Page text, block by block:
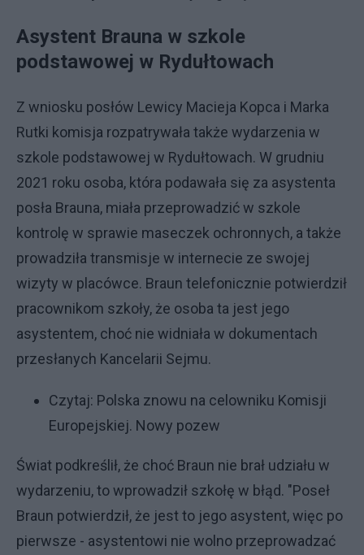
Asystent Brauna w szkole
podstawowej w Rydułtowach
Z wniosku posłów Lewicy Macieja Kopca i Marka
Rutki komisja rozpatrywała także wydarzenia w
szkole podstawowej w Rydułtowach. W grudniu
2021 roku osoba, która podawała się za asystenta
posła Brauna, miała przeprowadzić w szkole
kontrolę w sprawie maseczek ochronnych, a także
prowadziła transmisje w internecie ze swojej
wizyty w placówce. Braun telefonicznie potwierdził
pracownikom szkoły, że osoba ta jest jego
asystentem, choć nie widniała w dokumentach
przesłanych Kancelarii Sejmu.
Czytaj: Polska znowu na celowniku Komisji
Europejskiej. Nowy pozew
Świat podkreślił, że choć Braun nie brał udziału w
wydarzeniu, to wprowadził szkołę w błąd. "Poseł
Braun potwierdził, że jest to jego asystent, więc po
pierwsze - asystentowi nie wolno przeprowadzać